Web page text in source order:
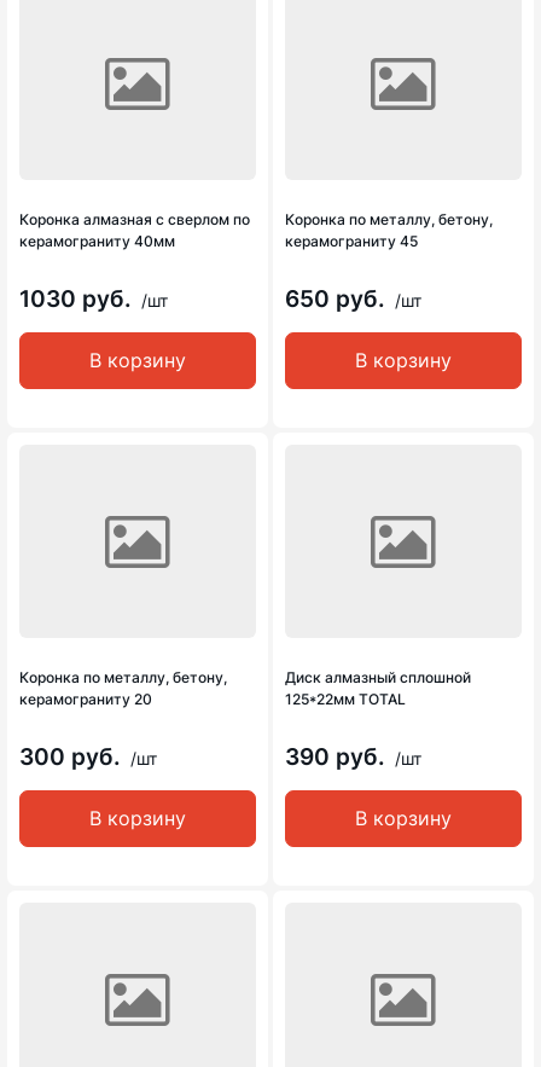
Коронка алмазная с сверлом по
керамограниту 40мм
1030 руб. /шт
В корзину
Коронка по металлу, бетону,
керамограниту 45
650 руб. /шт
В корзину
Коронка по металлу, бетону,
керамограниту 20
300 руб. /шт
В корзину
Диск алмазный сплошной
125*22мм TOTAL
390 руб. /шт
В корзину